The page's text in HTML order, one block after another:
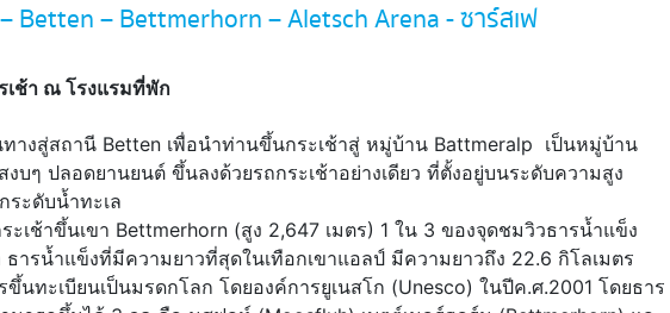
Betten – Bettmerhorn – Aletsch Arena - ซาร์สเฟ
เช้า ณ โรงแรมที่พัก
างสู่สถานี Betten เพื่อนำท่านขึ้นกระเช้าสู่ หมู่บ้าน Battmeralp เป็นหมู่บ้าน
งบๆ ปลอดยานยนต์ ขึ้นลงด้วยรถกระเช้าอย่างเดียว ที่ตั้งอยู่บนระดับความสูง
ระดับน้ำทะเล
ะเช้าขึ้นเขา Bettmerhorn (สูง 2,647 เมตร) 1 ใน 3 ของจุดชมวิวธารน้ำแข็ง
ธารน้ำแข็งที่มีความยาวที่สุดในเทือกเขาแอลป์ มีความยาวถึง 22.6 กิโลเมตร
ขึ้นทะเบียนเป็นมรดกโลก โดยองค์การยูเนสโก (Unesco) ในปีค.ศ.2001 โดยธาร